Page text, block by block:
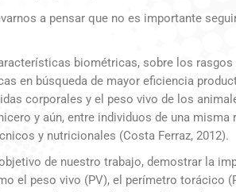
a pensar que no es importante
biométricas, sobre los
en búsqueda de mayor eficiencia
corporales y el peso vivo de los
y aún, entre individuos de una
y nutricionales (Costa Ferraz, 2012).
de nuestro trabajo, demostrar la
el peso vivo (PV), el perímetro torácico